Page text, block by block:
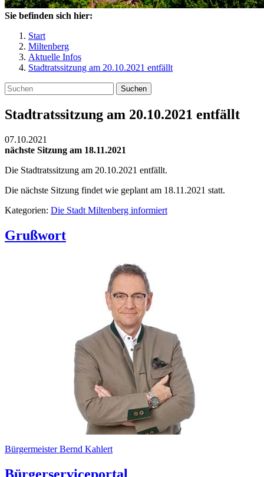
Sie befinden sich hier:
Start
Miltenberg
Aktuelle Infos
Stadtratssitzung am 20.10.2021 entfällt
Suchen
Stadtratssitzung am 20.10.2021 entfällt
07.10.2021
nächste Sitzung am 18.11.2021
Die Stadtratssitzung am 20.10.2021 entfällt.
Die nächste Sitzung findet wie geplant am 18.11.2021 statt.
Kategorien: Die Stadt Miltenberg informiert
Grußwort
Bürgermeister Bernd Kahlert
Bürgerserviceportal